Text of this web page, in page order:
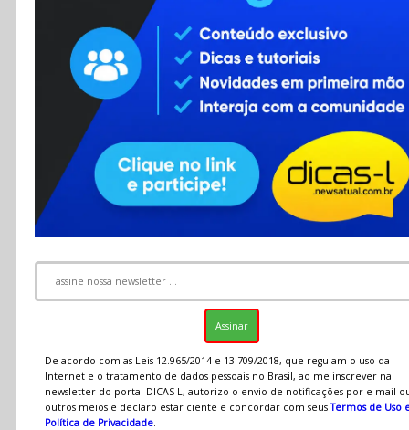
Contato
RSS
De acordo com as Leis 12.965/2014 e 13.709/2018, que regulam o uso da
Internet e o tratamento de dados pessoais no Brasil, ao me inscrever na
newsletter do portal DICAS-L, autorizo o envio de notificações por e-mail
outros meios e declaro estar ciente e concordar com seusTermos de Uso
Política de Privacidade.